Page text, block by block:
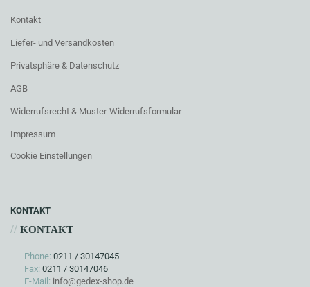
Kontakt
Liefer- und Versandkosten
Privatsphäre & Datenschutz
AGB
Widerrufsrecht & Muster-Widerrufsformular
Impressum
Cookie Einstellungen
KONTAKT
// KONTAKT
Phone: 0211 / 30147045
Fax: 0211 / 30147046
E-Mail: info@gedex-shop.de